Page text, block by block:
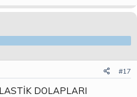
#17
DOLAPLARI